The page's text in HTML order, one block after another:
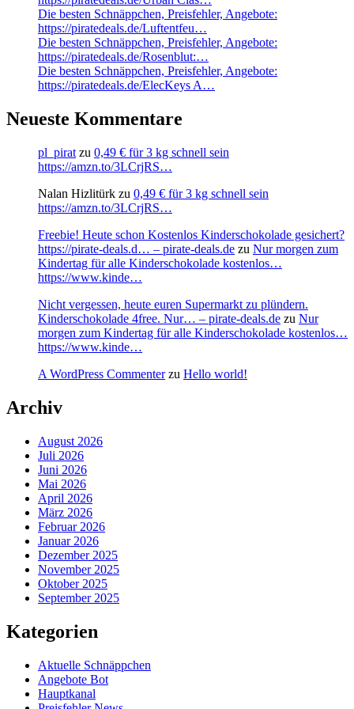
Die besten Schnäppchen, Preisfehler, Angebote:
https://piratedeals.de/Luftentfeu…
Die besten Schnäppchen, Preisfehler, Angebote:
https://piratedeals.de/Rosenblut:…
Die besten Schnäppchen, Preisfehler, Angebote:
https://piratedeals.de/ElecKeys A…
Neueste Kommentare
pl_pirat zu 0,49 € für 3 kg schnell sein
https://amzn.to/3LCrjRS…
Nalan Hizlitürk zu 0,49 € für 3 kg schnell sein
https://amzn.to/3LCrjRS…
Freebie! Heute schon Kostenlos Kinderschokolade gesichert?
https://pirate-deals.d… – pirate-deals.de zu Nur morgen zum
Kindertag für alle Kinderschokolade kostenlos…
https://www.kinde…
Nicht vergessen, heute euren Supermarkt zu plündern.
Kinderschokolade 4free. Nur… – pirate-deals.de zu Nur
morgen zum Kindertag für alle Kinderschokolade kostenlos…
https://www.kinde…
A WordPress Commenterzu Hello world!
Archiv
August 2026
Juli 2026
Juni 2026
Mai 2026
April 2026
März 2026
Februar 2026
Januar 2026
Dezember 2025
November 2025
Oktober 2025
September 2025
Kategorien
Aktuelle Schnäppchen
Angebote Bot
Hauptkanal